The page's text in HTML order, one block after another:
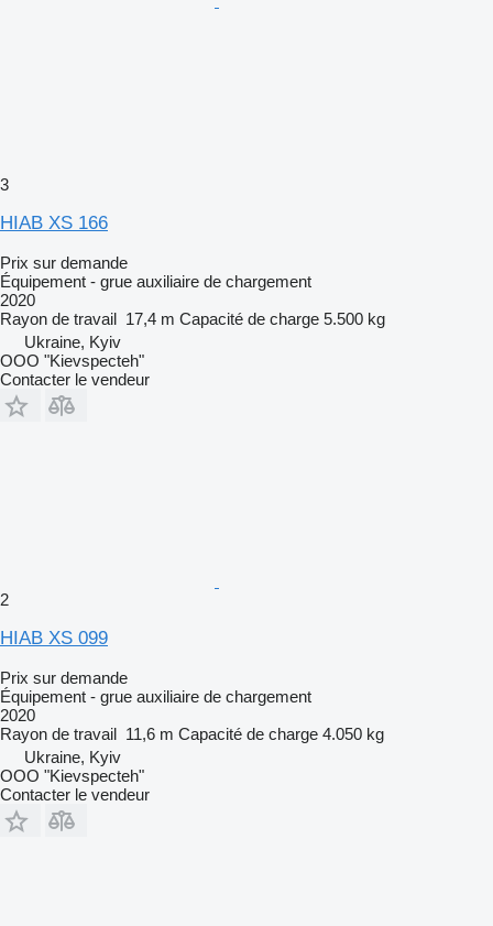
3
HIAB XS 166
Prix sur demande
Équipement - grue auxiliaire de chargement
2020
Rayon de travail 17,4 m Capacité de charge 5.500 kg
Ukraine, Kyiv
OOO "Kievspecteh"
Contacter le vendeur
2
HIAB XS 099
Prix sur demande
Équipement - grue auxiliaire de chargement
2020
Rayon de travail 11,6 m Capacité de charge 4.050 kg
Ukraine, Kyiv
OOO "Kievspecteh"
Contacter le vendeur